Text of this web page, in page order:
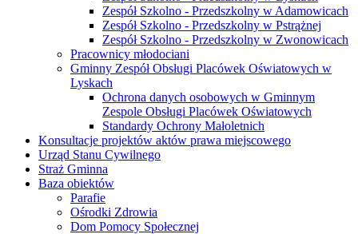
Zespół Szkolno - Przedszkolny w Adamowicach
Zespół Szkolno - Przedszkolny w Pstrążnej
Zespół Szkolno - Przedszkolny w Zwonowicach
Pracownicy młodociani
Gminny Zespół Obsługi Placówek Oświatowych w
Lyskach
Ochrona danych osobowych w Gminnym
Zespole Obsługi Placówek Oświatowych
Standardy Ochrony Małoletnich
Konsultacje projektów aktów prawa miejscowego
Urząd Stanu Cywilnego
Straż Gminna
Baza obiektów
Parafie
Ośrodki Zdrowia
Dom Pomocy Społecznej